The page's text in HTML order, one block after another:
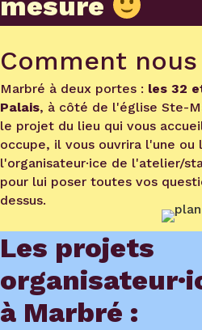
Comment
Marbré à deux portes : les 32
Palais, à côté de l'église Ste-
le projet du lieu qui vous
occupe, il vous ouvrira l'une
l'organisateur·ice de l'atelier/
pour lui poser toutes vos
dessus.
Les projets
à Marbré :